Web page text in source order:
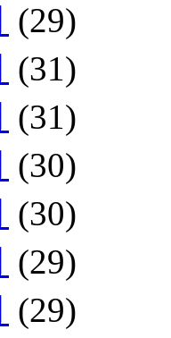
(29)
(31)
(31)
(30)
(30)
(29)
(29)